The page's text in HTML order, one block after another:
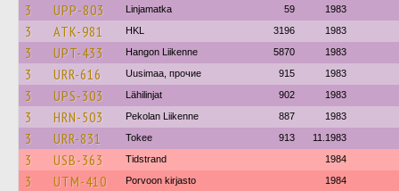
3 UPP-803 Linjamatka 59 1983
3 ATK-981 HKL 3196 1983
3 UPT-433 Hangon Liikenne 5870 1983
3 URR-616 Uusimaa, прочие 915 1983
3 UPS-303 Lähilinjat 902 1983
3 HRN-503 Pekolan Liikenne 887 1983
3 URR-831 Tokee 913 11.1983
3 USB-363 Tidstrand 1984
3 UTM-410 Porvoon kirjasto 1984